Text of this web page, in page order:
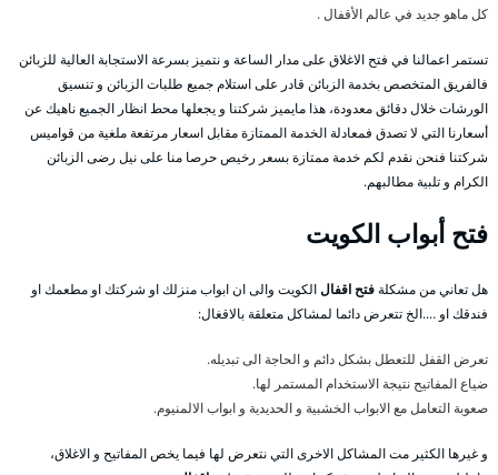
كل ماهو جديد في عالم الأقفال .
تستمر اعمالنا في فتح الاغلاق على مدار الساعة و نتميز بسرعة الاستجابة العالية للزبائن
فالفريق المتخصص بخدمة الزبائن قادر على استلام جميع طلبات الزبائن و تنسيق
الورشات خلال دقائق معدودة، هذا مايميز شركتنا و يجعلها محط انظار الجميع ناهيك عن
أسعارنا التي لا تصدق فمعادلة الخدمة الممتازة مقابل اسعار مرتفعة ملغية من قواميس
شركتنا فنحن نقدم لكم خدمة ممتازة بسعر رخيص حرصا منا على نيل رضى الزبائن
الكرام و تلبية مطالبهم.
فتح أبواب الكويت
هل تعاني من مشكلةفتح اقفالالكويت والى ان ابواب منزلك او شركتك او مطعمك او
فندقك او ….الخ تتعرض دائما لمشاكل متعلقة بالاقغال:
تعرض القفل للتعطل بشكل دائم و الحاجة الى تبديله.
ضياع المفاتيح نتيجة الاستخدام المستمر لها.
صعوبة التعامل مع الابواب الخشبية و الحديدية و ابواب الالمنيوم.
و غيرها الكثير مت المشاكل الاخرى التي نتعرض لها فيما يخص المفاتيح و الاغلاق،